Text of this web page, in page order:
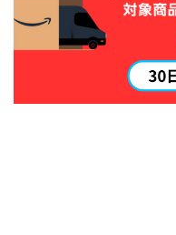
OAKLEY
SMITH
ウェア